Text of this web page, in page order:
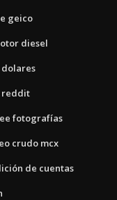
geico
diesel
dolares
reddit
fotografías
crudo mcx
de cuentas